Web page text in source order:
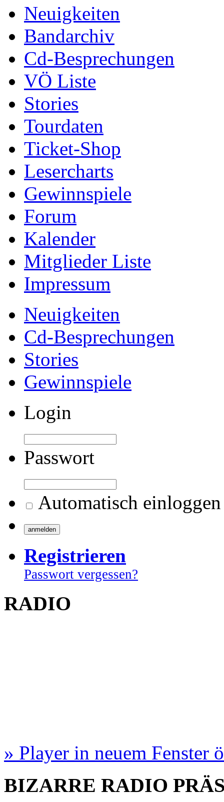
Neuigkeiten
Bandarchiv
Cd-Besprechungen
VÖ Liste
Stories
Tourdaten
Ticket-Shop
Lesercharts
Gewinnspiele
Forum
Kalender
Mitglieder Liste
Impressum
Neuigkeiten
Cd-Besprechungen
Stories
Gewinnspiele
Login
Passwort
Automatisch einloggen
Registrieren
Passwort vergessen?
RADIO
» Player in neuem Fenster
BIZARRE RADIO